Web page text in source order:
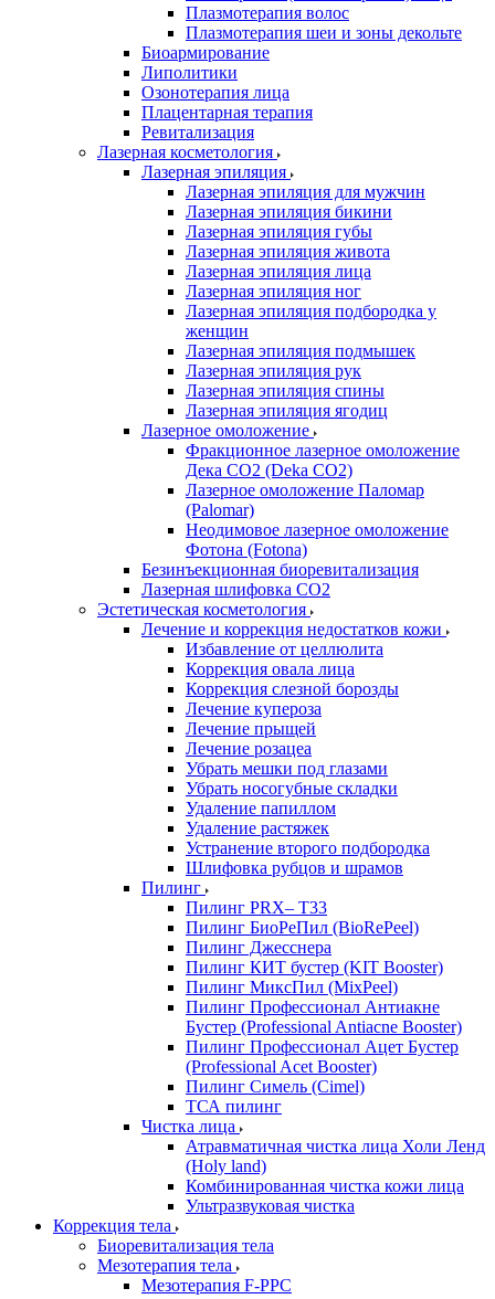
Плазмотерапия волос
Плазмотерапия шеи и зоны декольте
Биоармирование
Липолитики
Озонотерапия лица
Плацентарная терапия
Ревитализация
Лазерная косметология
Лазерная эпиляция
Лазерная эпиляция для мужчин
Лазерная эпиляция бикини
Лазерная эпиляция губы
Лазерная эпиляция живота
Лазерная эпиляция лица
Лазерная эпиляция ног
Лазерная эпиляция подбородка у
женщин
Лазерная эпиляция подмышек
Лазерная эпиляция рук
Лазерная эпиляция спины
Лазерная эпиляция ягодиц
Лазерное омоложение
Фракционное лазерное омоложение
Дека СО2 (Deka CO2)
Лазерное омоложение Паломар
(Palomar)
Неодимовое лазерное омоложение
Фотона (Fotona)
Безинъекционная биоревитализация
Лазерная шлифовка СО2
Эстетическая косметология
Лечение и коррекция недостатков кожи
Избавление от целлюлита
Коррекция овала лица
Коррекция слезной борозды
Лечение купероза
Лечение прыщей
Лечение розацеа
Убрать мешки под глазами
Убрать носогубные складки
Удаление папиллом
Удаление растяжек
Устранение второго подбородка
Шлифовка рубцов и шрамов
Пилинг
Пилинг PRX– T33
Пилинг БиоРеПил (BioRePeel)
Пилинг Джесснера
Пилинг КИТ бустер (KIT Booster)
Пилинг МиксПил (MixPeel)
Пилинг Профессионал Антиакне
Бустер (Professional Antiacne Вooster)
Пилинг Профессионал Ацет Бустер
(Professional Acet Booster)
Пилинг Симель (Cimel)
ТСА пилинг
Чистка лица
Атравматичная чистка лица Холи Ленд
(Holy land)
Комбинированная чистка кожи лица
Ультразвуковая чистка
Коррекция тела
Биоревитализация тела
Мезотерапия тела
Мезотерапия F-PPC